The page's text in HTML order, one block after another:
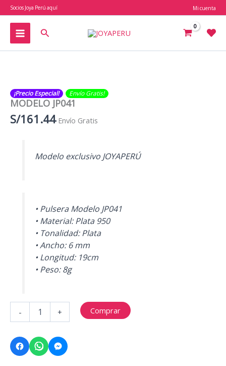
al
contenido
Socios Joya Perú aquí Mi cuenta
Buscar
¡Precio Especial! Envío Gratis​​​!
MODELO JP041
S/161.44 Envío Gratis
Modelo exclusivo JOYAPERÚ
• Pulsera Modelo JP041
• Material: Plata 950
• Tonalidad: Plata
• Ancho: 6 mm
• Longitud: 19cm
• Peso: 8g
-
JP041
+ Comprar